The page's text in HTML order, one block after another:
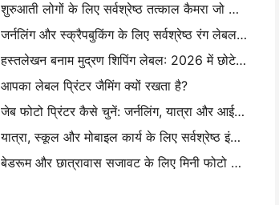
शुरुआती लोगों के लिए सर्वश्रेष्ठ तत्काल कैमरा जो कागज बर्बाद नहीं करना चाहते हैं
जर्नलिंग और स्क्रैपबुकिंग के लिए सर्वश्रेष्ठ रंग लेबल निर्माता: प्रत्येक पृष्ठ पर अधिक रंग जोड़ें
हस्तलेखन बनाम मुद्रण शिपिंग लेबल: 2026 में छोटे व्यवसायों के लिए सुझाव
आपका लेबल प्रिंटर जैमिंग क्यों रखता है?
जेब फोटो प्रिंटर कैसे चुनें: जर्नलिंग, यात्रा और आईफोन उपयोगकर्ताओं के लिए एक पूर्ण गाइड
यात्रा, स्कूल और मोबाइल कार्य के लिए सर्वश्रेष्ठ इंकलेस पोर्टेबल प्रिंटर: हनिन एमटी 620 प्रो समीक्षा
बेडरूम और छात्रावास सजावट के लिए मिनी फोटो वॉल लेआउट विचार और सुझाव